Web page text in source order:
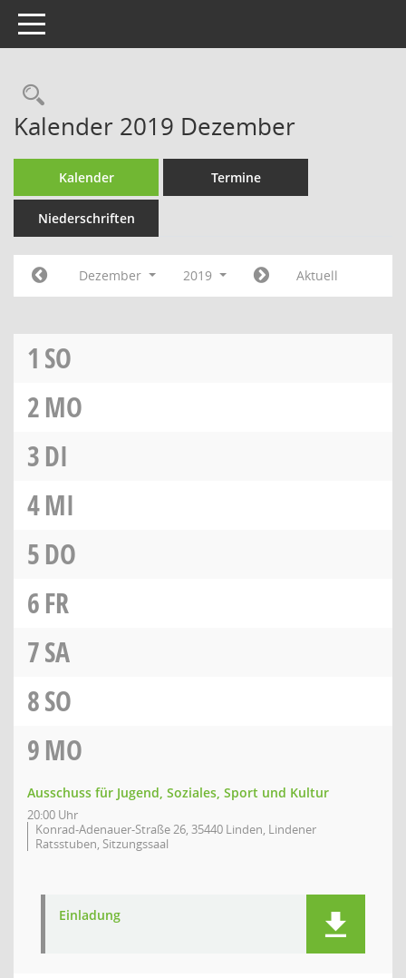
Toggle navigation
Rechercheauswahl
Kalender 2019 Dezember
Kalender Termine
Niederschriften
Dezember 2019 Aktuell
1 SO
2MO
3DI
4MI
5DO
6FR
7SA
8SO
9MO
Ausschuss für Jugend, Soziales, Sport und Kultur
20:00 Uhr
Konrad-Adenauer-Straße 26, 35440 Linden, Lindener
Ratsstuben, Sitzungssaal
Einladung